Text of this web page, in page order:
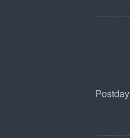
Postday